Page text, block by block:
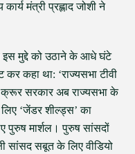
मंत्री प्रह्लाद जोशी ने
मुद्दे को उठाने के आधे घंटे
कहा था: ‘राज्यसभा टीवी
क्रूर सरकार अब राज्यसभा के
‘जेंडर शील्ड्स’ का
पुरुष मार्शल। पुरुष सांसदों
सांसद सबूत के लिए वीडियो